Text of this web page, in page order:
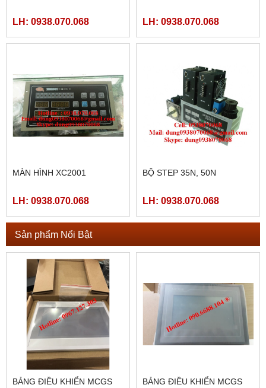
LH: 0938.070.068 LH: 0938.070.068
MÀN HÌNH XC2001
LH: 0938.070.068
BỘ STEP 35N, 50N
LH: 0938.070.068
Sản phẩm Nổi Bật
BẢNG ĐIỀU KHIỂN MCGS
BẢNG ĐIỀU KHIỂN MCGS